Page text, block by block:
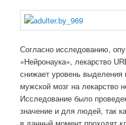
Согласно исследованию,
«Нейронаука», лекарство
снижает уровень выделения
мужской мозг на лекарство
Исследование было
значение и для людей, так